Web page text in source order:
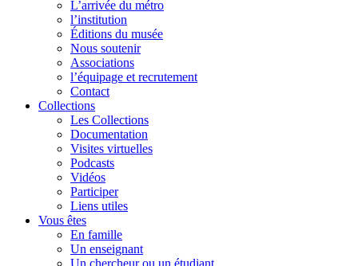
L’arrivée du métro
l’institution
Éditions du musée
Nous soutenir
Associations
l’équipage et recrutement
Contact
Collections
Les Collections
Documentation
Visites virtuelles
Podcasts
Vidéos
Participer
Liens utiles
Vous êtes
En famille
Un enseignant